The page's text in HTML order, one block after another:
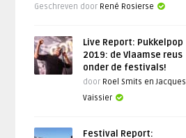
Geschreven door René Rosierse
Live Report: Pukkelpop
2019: de Vlaamse reus
onder de festivals!
door Roel Smits en Jacques
Vaissier
Festival Report: